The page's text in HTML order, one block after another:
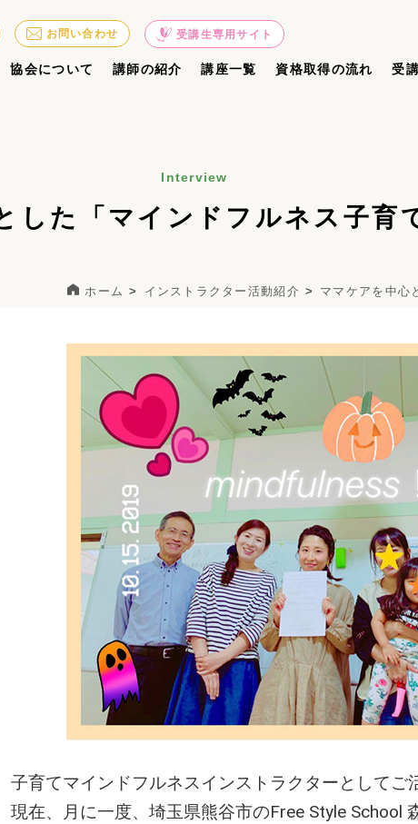
お問い合わせ 受講生専用サイト
協会について 講師の紹介 講座一覧 資格取得の流れ 受
Interview
した「マインドフルネス子育
ホーム インストラクター活動紹介 ママケアを中心
子育てマインドフルネスインストラクターとしてご
現在、月に一度、埼玉県熊谷市のFree Style School